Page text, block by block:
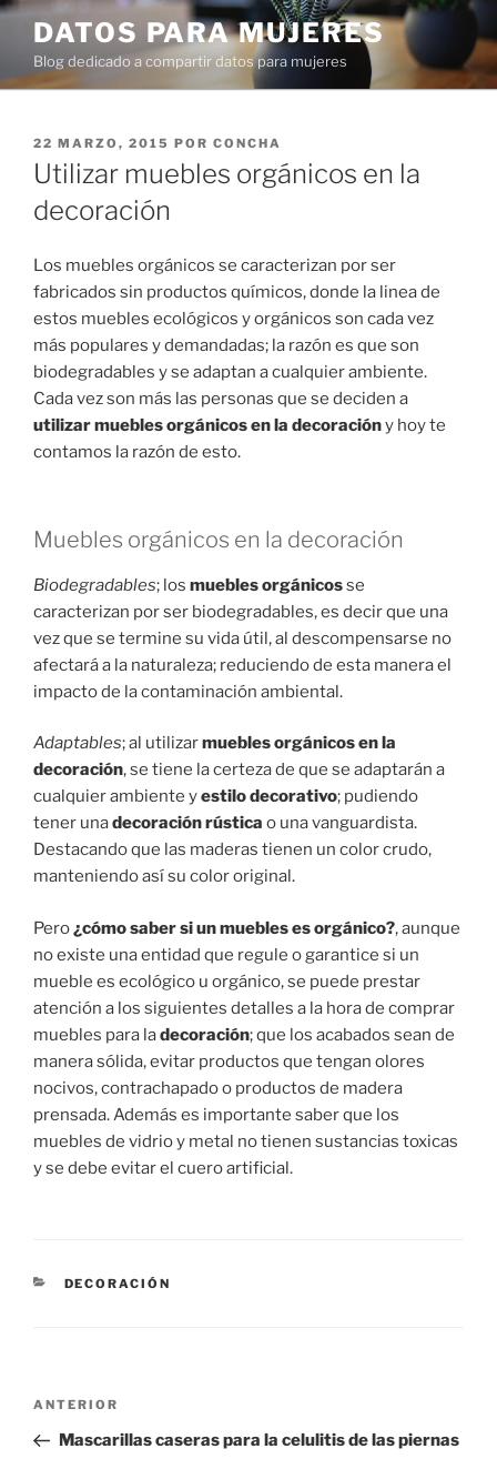
Ir
contenido
DATOS PARA MUJERES
Blog dedicado a compartir datos para mujeres
PUBLICADO
EN
22 MARZO, 2015 POR CONCHA
Utilizar muebles orgánicos en la
decoración
Los muebles orgánicos se caracterizan por ser
fabricados sin productos químicos, donde la linea de
estos muebles ecológicos y orgánicos son cada vez
más populares y demandadas; la razón es que son
biodegradables y se adaptan a cualquier ambiente.
Cada vez son más las personas que se deciden a
utilizar muebles orgánicos en la decoracióny hoy te
contamos la razón de esto.
Muebles orgánicos en la decoración
Biodegradables; los muebles orgánicosse
caracterizan por ser biodegradables, es decir que una
vez que se termine su vida útil, al descompensarse no
afectará a la naturaleza; reduciendo de esta manera el
impacto de la contaminación ambiental.
Adaptables; al utilizarmuebles orgánicos en la
decoración, se tiene la certeza de que se adaptarán a
cualquier ambiente yestilo decorativo; pudiendo
tener unadecoración rústica o una vanguardista.
Destacando que las maderas tienen un color crudo,
manteniendo así su color original.
Pero¿cómo saber si un muebles es orgánico?, aunque
no existe una entidad que regule o garantice si un
mueble es ecológico u orgánico, se puede prestar
atención a los siguientes detalles a la hora de comprar
muebles para ladecoración; que los acabados sean de
manera sólida, evitar productos que tengan olores
nocivos, contrachapado o productos de madera
prensada. Además es importante saber que los
muebles de vidrio y metal no tienen sustancias toxicas
y se debe evitar el cuero artificial.
CATEGORÍAS
DECORACIÓN
Navegación
entradas
Entrada
anterior:
ANTERIOR
Mascarillas caseras para la celulitis de las piernas